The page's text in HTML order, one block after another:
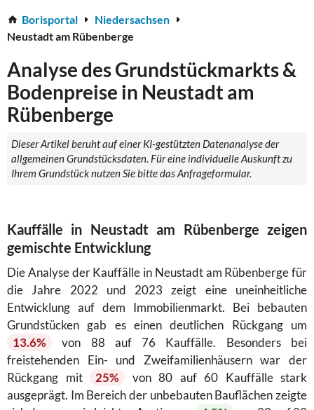
Borisportal
Niedersachsen
Neustadt am Rübenberge
Analyse des Grundstückmarkts &
Bodenpreise in Neustadt am
Rübenberge
Dieser Artikel beruht auf einer KI-gestützten Datenanalyse der
allgemeinen Grundstücksdaten. Für eine individuelle Auskunft zu
Ihrem Grundstück nutzen Sie bitte das Anfrageformular.
Kauffälle in Neustadt am Rübenberge zeigen
gemischte Entwicklung
Die Analyse der Kauffälle in Neustadt am Rübenberge für
die Jahre 2022 und 2023 zeigt eine uneinheitliche
Entwicklung auf dem Immobilienmarkt. Bei bebauten
Grundstücken gab es einen deutlichen Rückgang um
13.6%
von 88 auf 76 Kauffälle. Besonders bei
freistehenden Ein- und Zweifamilienhäusern war der
Rückgang mit
25%
von 80 auf 60 Kauffälle stark
ausgeprägt. Im Bereich der unbebauten Bauflächen zeigte